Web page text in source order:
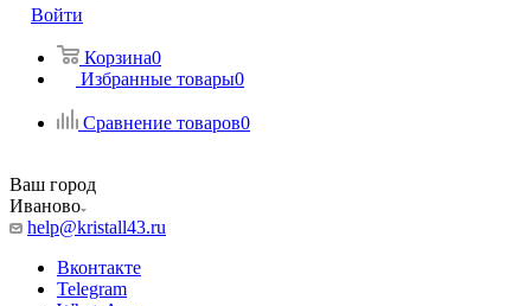
Войти
Корзина0
Избранные товары0
Сравнение товаров0
Ваш город
Иваново
help@kristall43.ru
Вконтакте
Telegram